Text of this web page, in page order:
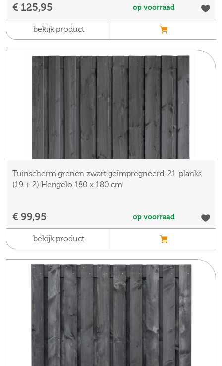
€ 125,95 op voorraad
bekijk product
Tuinscherm grenen zwart geïmpregneerd, 21-planks
(19 + 2) Hengelo 180 x 180 cm
€ 99,95 op voorraad
bekijk product